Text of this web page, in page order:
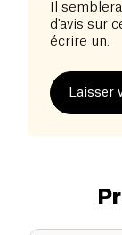
Il
d'avis sur
écrire un.
Laisser